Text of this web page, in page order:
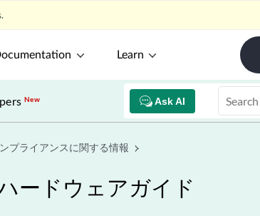
Learn
Ask AI
New
プライアンスに関する情報
ードウェアガイド